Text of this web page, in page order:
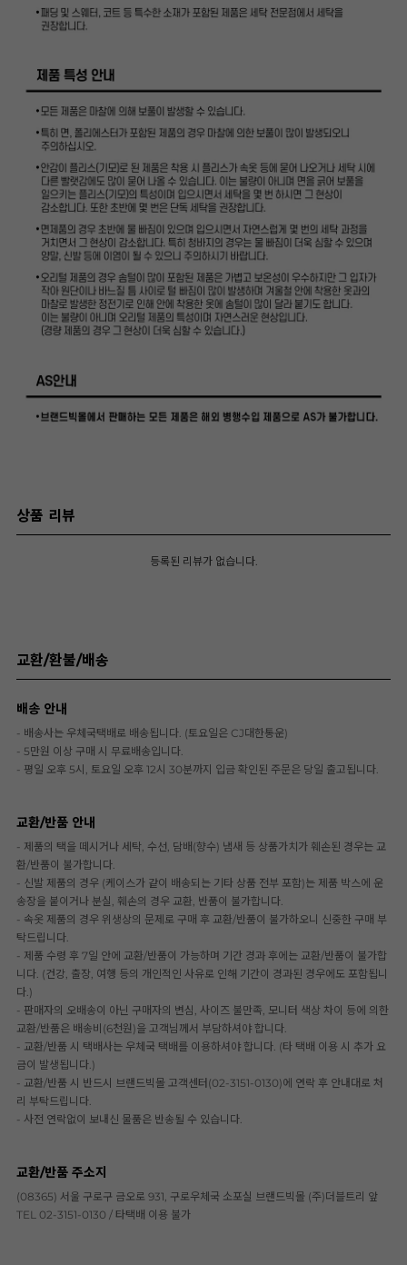
상품 리뷰
등록된 리뷰가 없습니다.
교환/환불/배송
배송 안내
- 배송사는 우체국택배로 배송됩니다. (토요일은 CJ대한통운)
- 5만원 이상 구매 시 무료배송입니다.
- 평일 오후 5시, 토요일 오후 12시 30분까지 입금 확인된 주문은 당일 출고됩니다.
교환/반품 안내
- 제품의 택을 떼시거나 세탁, 수선, 담배(향수) 냄새 등 상품가치가 훼손된 경우는 교
환/반품이 불가합니다.
- 신발 제품의 경우 (케이스가 같이 배송되는 기타 상품 전부 포함)는 제품 박스에 운
송장을 붙이거나 분실, 훼손의 경우 교환, 반품이 불가합니다.
- 속옷 제품의 경우 위생상의 문제로 구매 후 교환/반품이 불가하오니 신중한 구매 부
탁드립니다.
- 제품 수령 후 7일 안에 교환/반품이 가능하며 기간 경과 후에는 교환/반품이 불가합
니다. (건강, 출장, 여행 등의 개인적인 사유로 인해 기간이 경과된 경우에도 포함됩니
다.)
- 판매자의 오배송이 아닌 구매자의 변심, 사이즈 불만족, 모니터 색상 차이 등에 의한
교환/반품은 배송비(6천원)을 고객님께서 부담하셔야 합니다.
- 교환/반품 시 택배사는 우체국 택배를 이용하셔야 합니다. (타 택배 이용 시 추가 요
금이 발생됩니다.)
- 교환/반품 시 반드시 브랜드빅몰 고객센터(02-3151-0130)에 연락 후 안내대로 처
리 부탁드립니다.
- 사전 연락없이 보내신 물품은 반송될 수 있습니다.
교환/반품 주소지
(08365) 서울 구로구 금오로 931, 구로우체국 소포실 브랜드빅몰 (주)더블트리 앞
TEL 02-3151-0130 / 타택배 이용 불가